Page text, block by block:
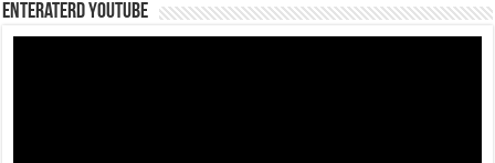
EnterateRD YOUTUBE